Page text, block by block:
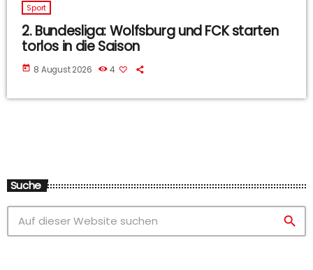
Sport
2. Bundesliga: Wolfsburg und FCK starten
torlos in die Saison
today 8 August 2026 4
Suche
search